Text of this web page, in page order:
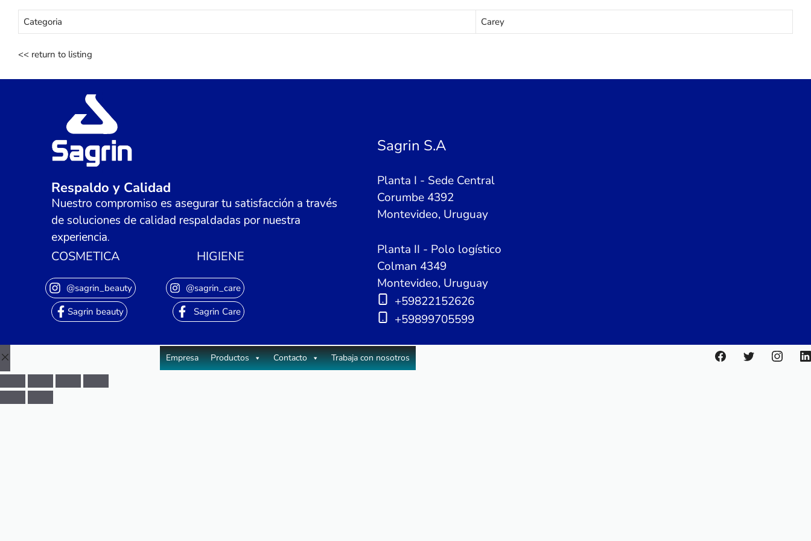
Categoria Carey
<< return to listing
Respaldo y Calidad
Nuestro compromiso es asegurar tu satisfacción a través
de soluciones de calidad respaldadas por nuestra
experiencia.
Sagrin S.A
Planta I - Sede Central
Corumbe 4392
Montevideo, Uruguay
Planta II - Polo logístico
Colman 4349
Montevideo, Uruguay
+59822152626
+59899705599
COSMETICA
@sagrin_beauty
Sagrin beauty
HIGIENE
@sagrin_care
Sagrin Care
Close
Empresa Productos Contacto Trabaja con nosotros